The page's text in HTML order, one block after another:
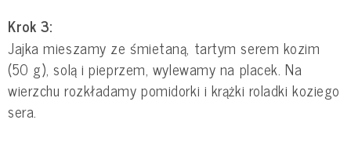
Krok 3:
Jajka mieszamy ze śmietaną, tartym serem kozim
(50 g), solą i pieprzem, wylewamy na placek. Na
wierzchu rozkładamy pomidorki i krążki roladki koziego
sera.